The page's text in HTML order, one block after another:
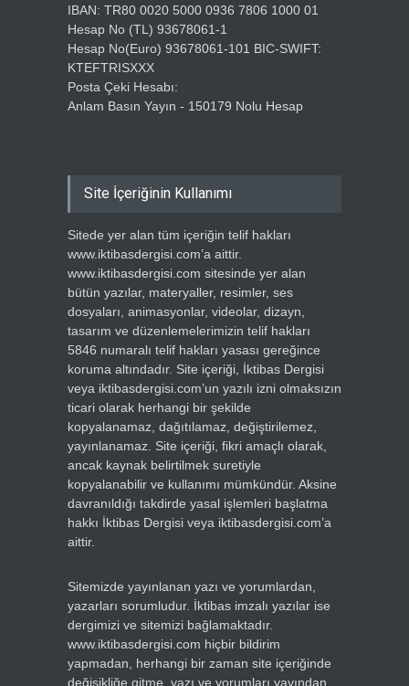
IBAN: TR80 0020 5000 0936 7806 1000 01
Hesap No (TL) 93678061-1
Hesap No(Euro) 93678061-101 BIC-SWIFT:
KTEFTRISXXX
Posta Çeki Hesabı:
Anlam Basın Yayın - 150179 Nolu Hesap
Site İçeriğinin Kullanımı
Sitede yer alan tüm içeriğin telif hakları
www.iktibasdergisi.com’a aittir.
www.iktibasdergisi.com sitesinde yer alan
bütün yazılar, materyaller, resimler, ses
dosyaları, animasyonlar, videolar, dizayn,
tasarım ve düzenlemelerimizin telif hakları
5846 numaralı telif hakları yasası gereğince
koruma altındadır. Site içeriği, İktibas Dergisi
veya iktibasdergisi.com’un yazılı izni olmaksızın
ticari olarak herhangi bir şekilde
kopyalanamaz, dağıtılamaz, değiştirilemez,
yayınlanamaz. Site içeriği, fikri amaçlı olarak,
ancak kaynak belirtilmek suretiyle
kopyalanabilir ve kullanımı mümkündür. Aksine
davranıldığı takdirde yasal işlemleri başlatma
hakkı İktibas Dergisi veya iktibasdergisi.com’a
aittir.
Sitemizde yayınlanan yazı ve yorumlardan,
yazarları sorumludur. İktibas imzalı yazılar ise
dergimizi ve sitemizi bağlamaktadır.
www.iktibasdergisi.com hiçbir bildirim
yapmadan, herhangi bir zaman site içeriğinde
değişikliğe gitme, yazı ve yorumları yayından